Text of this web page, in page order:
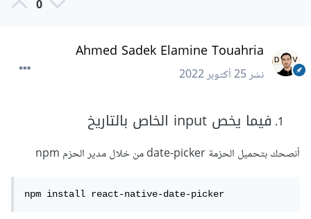
0
Ahmed Sadek Elamine Touahria
نشر25 أكتوبر 2022
فيما يخص input الخاص بالتاريخ
أنصحك بتحميل الحزمة date-picker من خلال مدير الحزم npm
npm install react-native-date-picker